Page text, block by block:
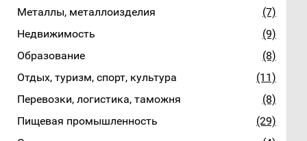
Металлы, металлоизделия
(7)
Недвижимость
(9)
Образование
(8)
Отдых, туризм, спорт, культура
(11)
Перевозки, логистика, таможня
(8)
Пищевая промышленность
(29)